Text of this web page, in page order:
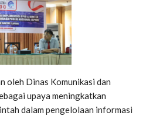
oleh Dinas Komunikasi dan
upaya meningkatkan
dalam pengelolaan informasi